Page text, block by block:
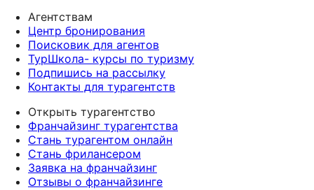
Агентствам
Центр бронирования
Поисковик для агентов
ТурШкола- курсы по туризму
Подпишись на рассылку
Контакты для турагентств
Открыть турагентство
Франчайзинг турагентства
Стань турагентом онлайн
Стань фрилансером
Заявка на франчайзинг
Отзывы о франчайзинге